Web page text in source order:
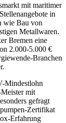
mit maritimer
in
wie Bau von
Metallwaren.
Bremen eine
2.000-5.000 €
Branchen
Mindestlohn
mit
gefragt
Zertifikat
Erfahrung